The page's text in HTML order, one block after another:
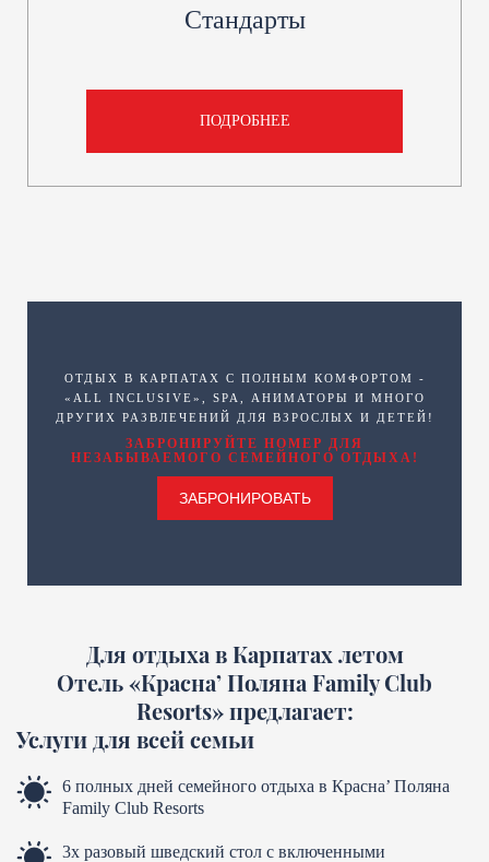
Стандарты
ПОДРОБНЕЕ
ОТДЫХ В КАРПАТАХ С ПОЛНЫМ КОМФОРТОМ -
«ALL INCLUSIVE», SPA, АНИМАТОРЫ И МНОГО
ДРУГИХ РАЗВЛЕЧЕНИЙ ДЛЯ ВЗРОСЛЫХ И ДЕТЕЙ!
ЗАБРОНИРУЙТЕ НОМЕР ДЛЯ
НЕЗАБЫВАЕМОГО СЕМЕЙНОГО ОТДЫХА!
ЗАБРОНИРОВАТЬ
Для отдыха в Карпатах летом
Отель «Красна’ Поляна Family Club
Resorts» предлагает:
Услуги для всей семьи
6 полных дней семейного отдыха в Красна’ Поляна
Family Club Resorts
3х разовый шведский стол с включенными